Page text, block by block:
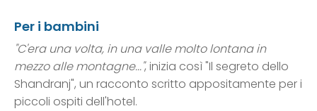
Per i bambini
"C'era una volta, in una valle molto lontana in
mezzo alle montagne...", inizia così "Il segreto dello
Shandranj", un racconto scritto appositamente per i
piccoli ospiti dell'hotel.